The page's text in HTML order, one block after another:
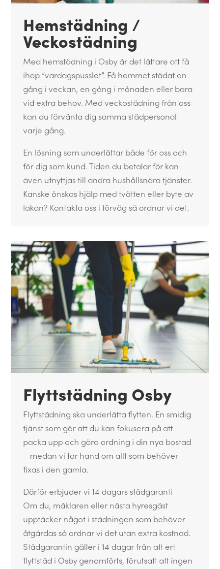
Hemstädning /
Veckostädning
Med hemstädning i Osby är det lättare att få
ihop ”vardagspusslet”. Få hemmet städat en
gång i veckan, en gång i månaden eller bara
vid extra behov. Med veckostädning från oss
kan du förvänta dig samma städpersonal
varje gång.
En lösning som underlättar både för oss och
för dig som kund. Tiden du betalar för kan
även utnyttjas till andra hushållsnära tjänster.
Kanske önskas hjälp med tvätten eller byte av
lakan? Kontakta oss i förväg så ordnar vi det.
Flyttstädning Osby
Flyttstädning ska underlätta flytten. En smidig
tjänst som gör att du kan fokusera på att
packa upp och göra ordning i din nya bostad
– medan vi tar hand om allt som behöver
fixas i den gamla.
Därför erbjuder vi 14 dagars städgaranti
Om du, mäklaren eller nästa hyresgäst
upptäcker något i städningen som behöver
åtgärdas så ordnar vi det utan extra kostnad.
Städgarantin gäller i 14 dagar från att ert
flyttstäd i Osby genomförts, förutsatt att ingen